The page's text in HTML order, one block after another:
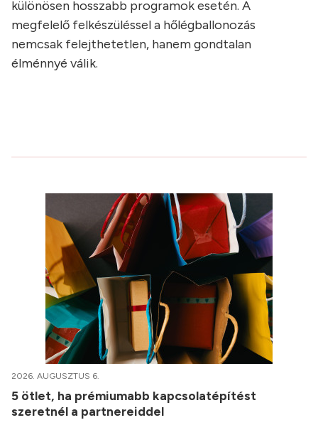
különösen hosszabb programok esetén. A
megfelelő felkészüléssel a hőlégballonozás
nemcsak felejthetetlen, hanem gondtalan
élménnyé válik.
2026. AUGUSZTUS 6.
5 ötlet, ha prémiumabb kapcsolatépítést
szeretnél a partnereiddel